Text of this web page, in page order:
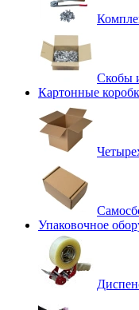
Скобы
Картонные
Упаковочное